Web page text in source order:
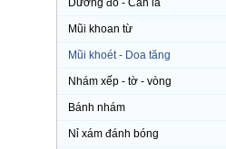
Dưỡng đo - Căn lá
Mũi khoan từ
Mũi khoét - Doa tăng
Nhám xếp - tờ - vòng
Bánh nhám
Nỉ xám đánh bóng